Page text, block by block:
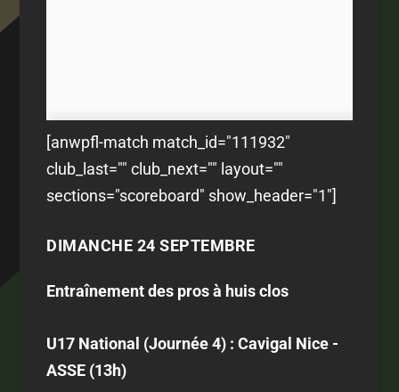
[anwpfl-match match_id="111932"
club_last="" club_next="" layout=""
sections="scoreboard" show_header="1"]
DIMANCHE 24 SEPTEMBRE
Entraînement des pros à huis clos
U17 National (Journée 4) : Cavigal Nice -
ASSE (13h)